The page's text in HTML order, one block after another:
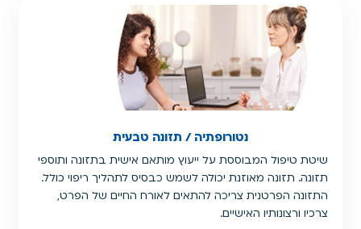
נטורופתיה / תזונה טבעית
שיטת טיפול המבוססת על ייעוץ מותאם אישית בתזונה ותוספי
תזונה. תזונה מאוזנת יכולה לשמש כבסיס לתהליך ריפוי כולל.
התזונה הפרטנית צריכה להתאים לאורח החיים של הפרט,
צרכיו ורצונותיו האישיים.